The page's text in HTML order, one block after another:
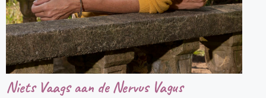
Niets Vaags aan de Nervus Vagus